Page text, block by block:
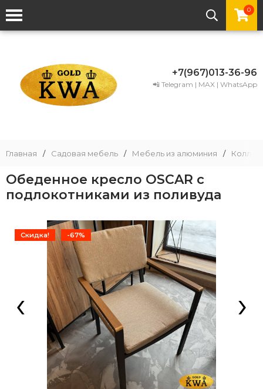
0
+7(967)013-36-96
📲 Telegram | MAX | WhatsApp
Главная / Садовая мебель / Мебель из алюминия /
Обеденное кресло OSCAR с
подлокотниками из поливуда
Скидка! -67%
‹ ›